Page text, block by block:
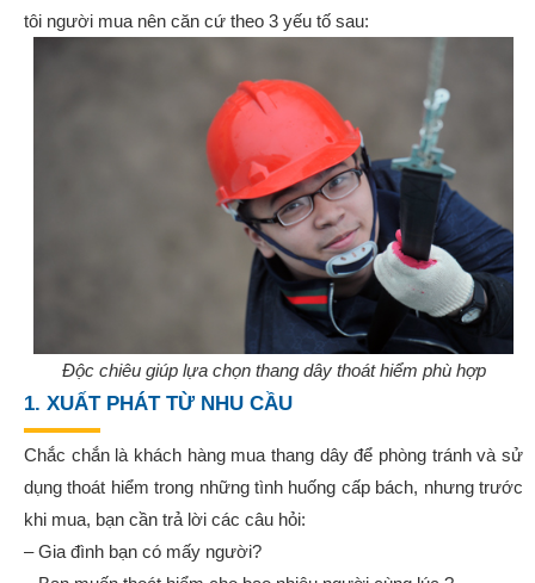
tôi người mua nên căn cứ theo 3 yếu tố sau:
Độc chiêu giúp lựa chọn thang dây thoát hiểm phù hợp
1. XUẤT PHÁT TỪ NHU CẦU
Chắc chắn là khách hàng mua thang dây để phòng tránh và sử
dụng thoát hiểm trong những tình huống cấp bách, nhưng trước
khi mua, bạn cần trả lời các câu hỏi:
– Gia đình bạn có mấy người?